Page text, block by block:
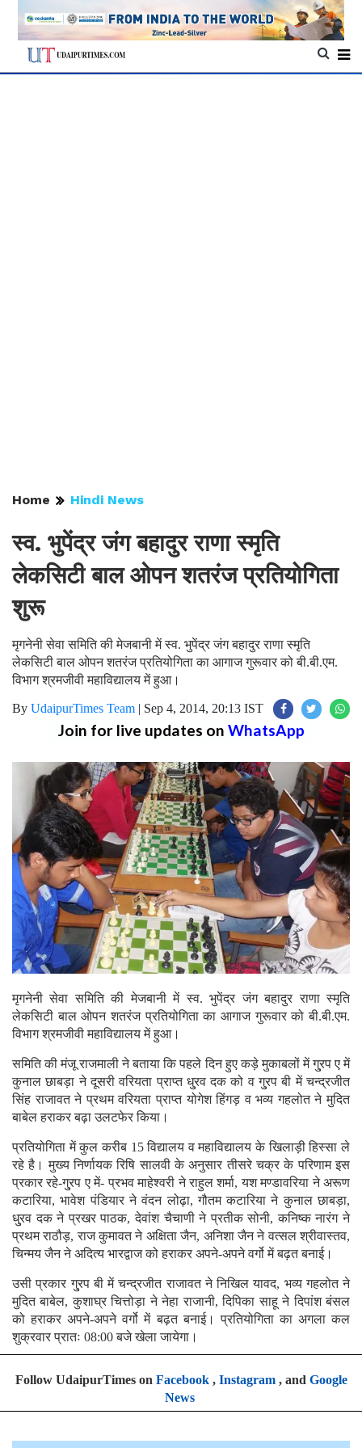
Home Hindi News
स्व. भुपेंद्र जंग बहादुर राणा स्मृति
लेकसिटी बाल ओपन शतरंज प्रतियोगिता
शुरू
मृगनेनी सेवा समिति की मेजबानी में स्व. भुपेंद्र जंग बहादुर राणा स्मृति
लेकसिटी बाल ओपन शतरंज प्रतियोगिता का आगाज गुरूवार को बी.बी.एम.
विभाग श्रमजीवी महाविद्यालय में हुआ।
By UdaipurTimes Team | Sep 4, 2014, 20:13 IST
Join for live updates on WhatsApp
मृगनेनी सेवा समिति की मेजबानी में स्व. भुपेंद्र जंग बहादुर राणा स्मृति
लेकसिटी बाल ओपन शतरंज प्रतियोगिता का आगाज गुरूवार को बी.बी.एम.
विभाग श्रमजीवी महाविद्यालय में हुआ।
समिति की मंजू राजमाली ने बताया कि पहले दिन हुए कड़े मुकाबलों में गु्रप ए में
कुनाल छाबड़ा ने दूसरी वरियता प्राप्त धु्रव दक को व गु्रप बी में चन्द्रजीत
सिंह राजावत ने प्रथम वरियता प्राप्त योगेश हिंगड़ व भव्य गहलोत ने मुदित
बाबेल हराकर बढ़ा उलटफेर किया।
प्रतियोगिता में कुल करीब 15 विद्यालय व महाविद्यालय के खिलाड़ी हिस्सा ले
रहे है। मुख्य निर्णायक रिषि सालवी के अनुसार तीसरे चक्र के परिणाम इस
प्रकार रहे-गु्रप ए में- प्रभव माहेश्वरी ने राहुल शर्मा, यश मण्डावरिया ने अरूण
कटारिया, भावेश पंडियार ने वंदन लोढ़ा, गौतम कटारिया ने कुनाल छाबड़ा,
धु्रव दक ने प्रखर पाठक, देवांश चैचाणी ने प्रतीक सोनी, कनिष्क नारंग ने
प्रथम राठौड़, राज कुमावत ने अक्षिता जैन, अनिशा जैन ने वत्सल श्रीवास्तव,
चिन्मय जैन ने अदित्य भारद्वाज को हराकर अपने-अपने वर्गो में बढ़त बनाई।
उसी प्रकार गु्रप बी में चन्द्रजीत राजावत ने निखिल यावद, भव्य गहलोत ने
मुदित बाबेल, कुशाघ्र चित्तोड़ा ने नेहा राजानी, दिपिका साहू ने दिपांश बंसल
को हराकर अपने-अपने वर्गो में बढ़त बनाई। प्रतियोगिता का अगला कल
शुक्रवार प्रातः 08:00 बजे खेला जायेगा।
Follow UdaipurTimes on Facebook, Instagram, and Google
News